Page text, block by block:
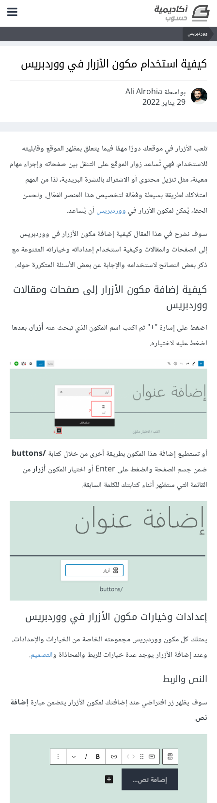
ووردبريس
كيفية استخدام مكون الأزرار في ووردبريس
بواسطة Ali Alrohia
29 يناير 2022
تلعب الأزرار في موقعك دورًا مهمًا فيما يتعلق بمظهر الموقع وقابليته
للاستخدام، فهي تُساعد زوار الموقع على التنقل بين صفحاته وإجراء مهام
معينة، مثل تنزيل محتوى أو الاشتراك بالنشرة البريدية، لذا من المهم
امتلاكك لطريقة بسيطة وفعّالة لتخصيص هذا العنصر الفعّال. ولحسن
الحظ، يُمكن لمكون الأزرار في ووردبريس أن يُساعد.
سوف نشرح في هذا المقال كيفية إضافة مكون الأزرار في ووردبريس
إلى الصفحات والمقالات وكيفية استخدام إعداداته وخياراته المتنوعة مع
ذكر بعض النصائح لاستخدامه والإجابة عن بعض الأسئلة المتكررة حوله.
كيفية إضافة مكون الأزرار إلى صفحات ومقالات
ووردبريس
اضغط على إشارة "+" ثم اكتب اسم المكون الذي تبحث عنه أزرار، بعدها
اضغط عليه لاختياره.
أو تستطيع إضافة هذا المكون بطريقة أخرى من خلال كتابة/buttons
ضمن جسم الصفحة والضغط على Enter أو اختيار المكون
أزرارمن
القائمة التي ستظهر أثناء كتابتك للكلمة السابقة.
إعدادات وخيارات مكون الأزرار في ووردبريس
يمتلك كل مكون ووردبريس مجموعته الخاصة من الخيارات والإعدادات،
وعند إضافة الأزرار يوجد عدة خيارات للربط والمحاذاة والتصميم.
النص والربط
سوف يظهر زر افتراضي عند إضافتك لمكون الأزرار يتضمن عبارة إضافة
نص.